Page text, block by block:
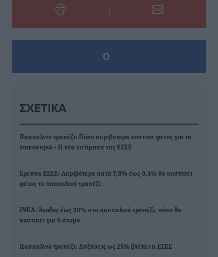
0
ΣΧΕΤΙΚΆ
Πασχαλινό τραπέζι: Πόσο ακριβότερα κόστισε φέτος για τα
νοικοκυριά - Η νέα εκτίμηση της ΕΣΕΕ
Έρευνα ΕΣΕΕ: Ακριβότερα κατά 7,8% έως 9,3% θα κοστίσει
φέτος το πασχαλινό τραπέζι
INKA: Άνοδος έως 20% στο πασχαλινό τραπέζι, πόσο θα
κοστίσει για 6 άτομα
Πασχαλινό τραπέζι: Αυξήσεις ως 25% βλέπει η ΕΣΕΕ